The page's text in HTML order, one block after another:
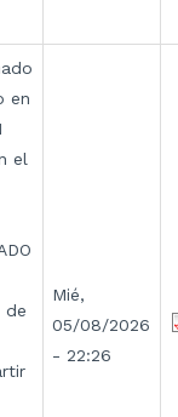
en
el
de
Mié,
05/08/2026
- 22:26